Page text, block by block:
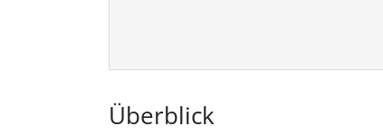
Überblick